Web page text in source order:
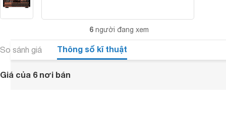
6 người đang xem
So sánh giá Thông số kĩ thuật
Giá của 6 nơi bán